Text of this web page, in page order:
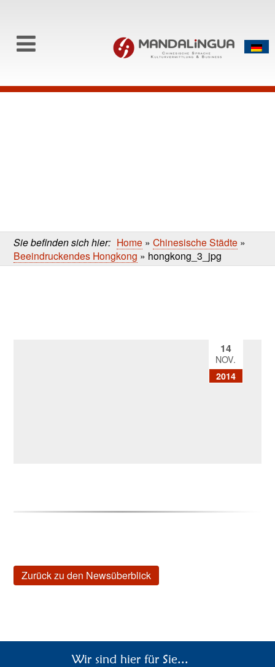
to
Skip to content
Sie befinden sich hier: Home »Chinesische Städte »
Beeindruckendes Hongkong » hongkong_3_jpg
14
NOV.
2014
Zurück zu den Newsüberblick
Wir sind hier für Sie...